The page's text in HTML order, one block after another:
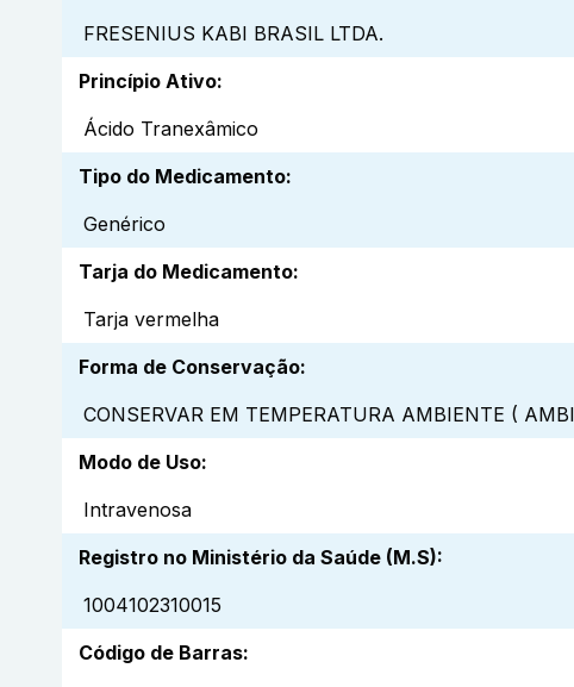
FRESENIUS KABI BRASIL LTDA.
Princípio Ativo:
Ácido Tranexâmico
Tipo do Medicamento:
Genérico
Tarja do Medicamento:
Tarja vermelha
Forma de Conservação:
CONSERVAR EM TEMPERATURA AMBIENTE (
Modo de Uso:
Intravenosa
Registro no Ministério da Saúde (M.S):
1004102310015
Código de Barras: